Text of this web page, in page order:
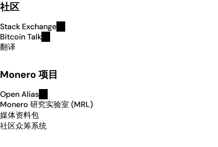
社区
Stack Exchange
Bitcoin Talk
翻译
Monero 项目
Open Alias
Monero 研究实验室 (MRL)
媒体资料包
社区众筹系统